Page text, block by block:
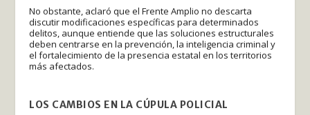
No obstante, aclaró que el Frente Amplio no descarta
discutir modificaciones específicas para determinados
delitos, aunque entiende que las soluciones estructurales
deben centrarse en la prevención, la inteligencia criminal y
el fortalecimiento de la presencia estatal en los territorios
más afectados.
LOS CAMBIOS EN LA CÚPULA POLICIAL